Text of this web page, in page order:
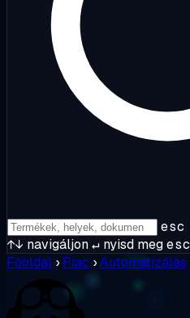
esc
↑↓ navigáljon↵ nyisd megesc
Főoldal › Piac ›Automatizálás